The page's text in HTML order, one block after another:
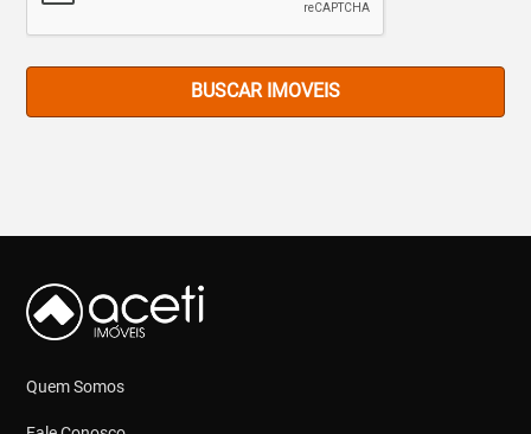
BUSCAR IMOVEIS
Quem Somos